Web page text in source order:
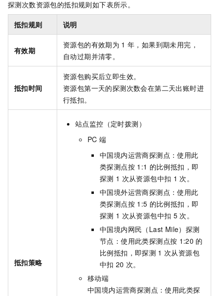
探测次数资源包的抵扣规则如下表所示。
抵扣规则 说明
有效期
资源包的有效期为 1 年，如果到期未用完，
自动过期并清零。
抵扣时间
资源包购买后立即生效。
资源包第一天的探测次数会在第二天出账时进
行抵扣。
抵扣策略
站点监控（定时拨测）
PC 端
中国境内运营商探测点：使用此
类探测点按 1:1 的比例抵扣，即
探测 1 次从资源包中扣 1 次。
中国境外运营商探测点：使用此
类探测点按 1:5 的比例抵扣，即
探测 1 次从资源包中扣 5 次。
中国境内网民（Last Mile）探测
节点：使用此类探测点按 1:20 的
比例抵扣，即探测 1 次从资源包
中扣 20 次。
移动端
中国境内运营商探测点：使用此类探